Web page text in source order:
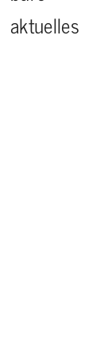
aktuelles